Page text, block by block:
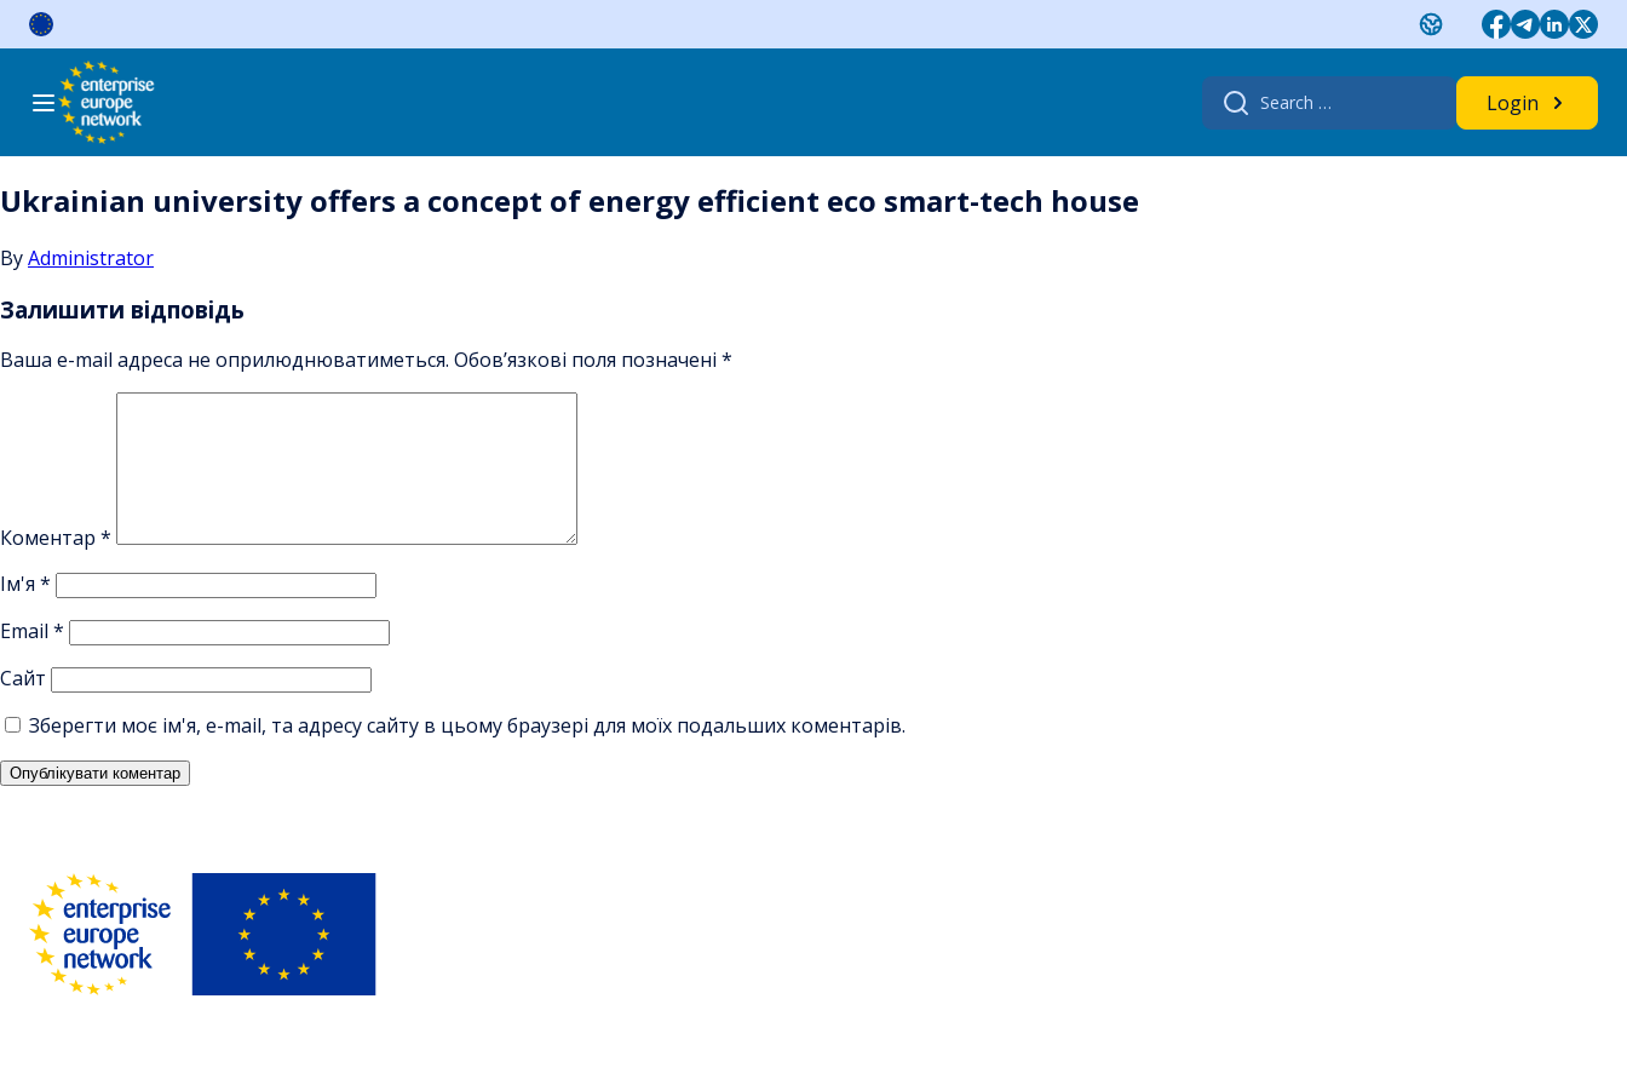
Skip
Search
for:
Login
Ukrainian university offers a concept of energy efficient eco smart-tech house
ByAdministrator
Залишити відповідь
Ваша e-mail адреса не оприлюднюватиметься. Обов’язкові поля позначені *
Коментар *
Ім'я *
Email *
Сайт
Зберегти моє ім'я, e-mail, та адресу сайту в цьому браузері для моїх подальших коментарів.